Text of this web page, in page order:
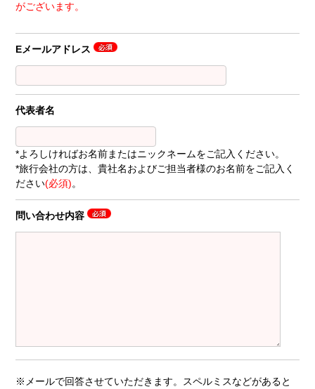
がございます。
Eメールアドレス
代表者名
*よろしければお名前またはニックネームをご記入ください。
*旅行会社の方は、貴社名およびご担当者様のお名前をご記入く
ださい(必須)。
問い合わせ内容
※メールで回答させていただきます。スペルミスなどがあると